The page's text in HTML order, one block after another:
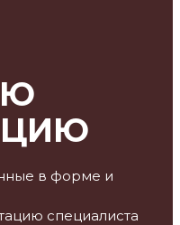
в форме и
специалиста